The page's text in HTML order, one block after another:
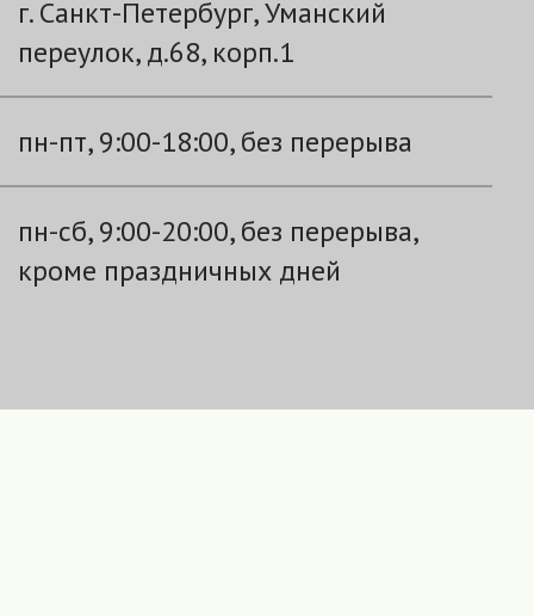
г. Санкт-Петербург, Уманский
переулок, д.68, корп.1
пн-пт, 9:00-18:00, без перерыва
пн-сб, 9:00-20:00, без перерыва,
кроме праздничных дней